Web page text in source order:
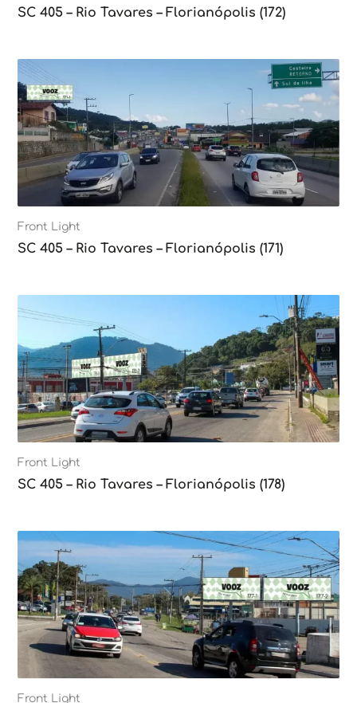
SC 405 – Rio Tavares – Florianópolis (172)
Front Light
SC 405 – Rio Tavares – Florianópolis (171)
Front Light
SC 405 – Rio Tavares – Florianópolis (178)
Front Light